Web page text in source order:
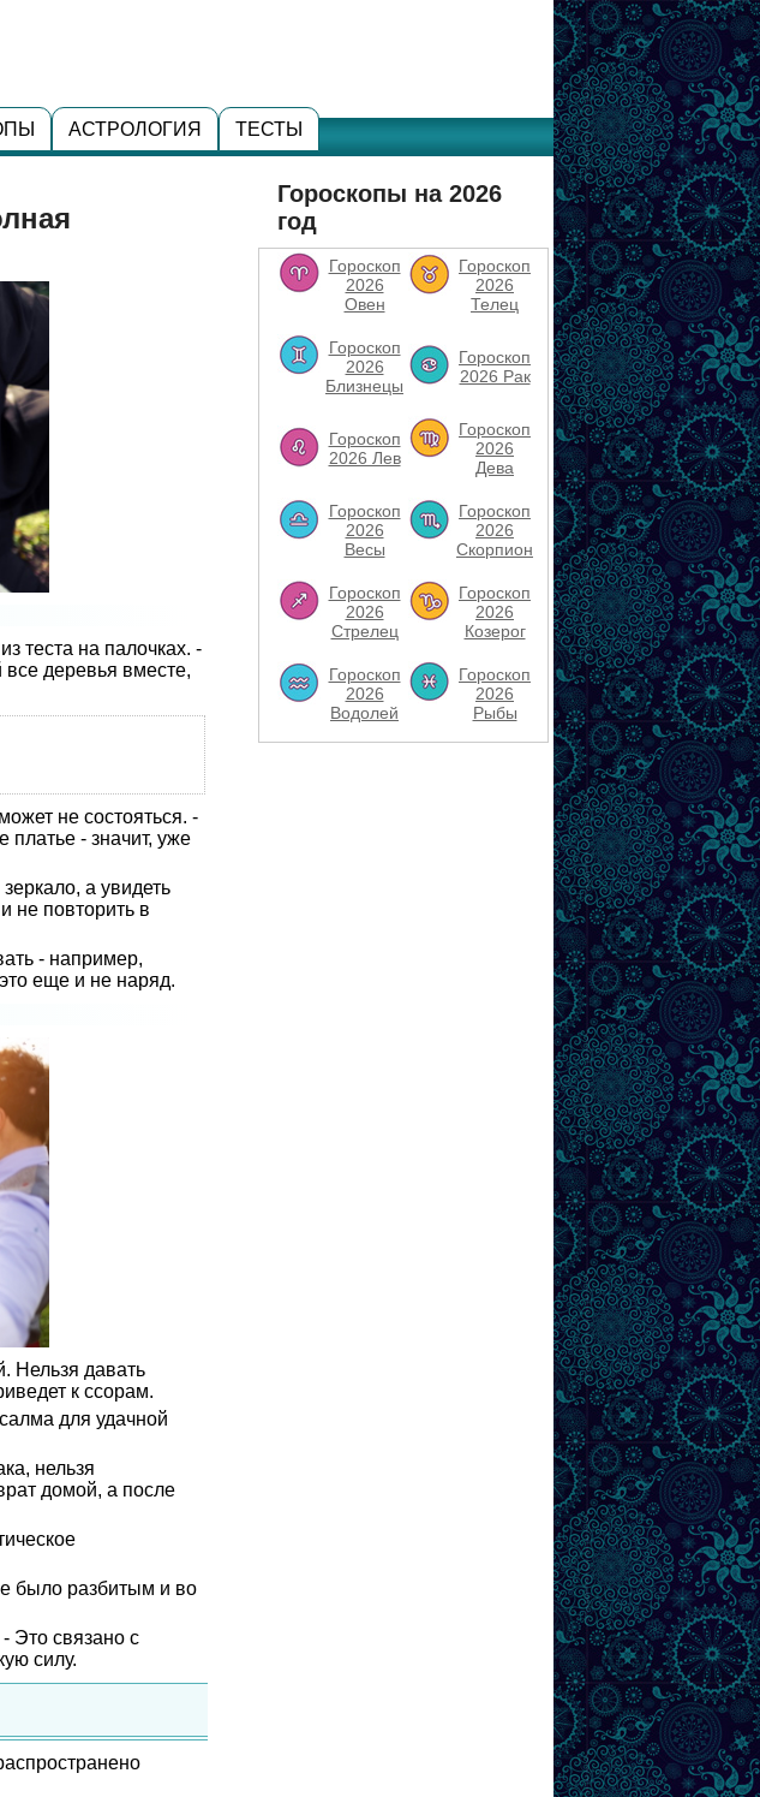
АСТРОЛОГИЯ ТЕСТЫ
теста на палочках. -
все деревья вместе,
не состояться. -
платье - значит, уже
а увидеть
не повторить в
- например,
еще и не наряд.
Нельзя давать
к ссорам.
для удачной
нельзя
домой, а после
было разбитым и во
Это связано с
силу.
Гороскопы на 2026
год
Гороскоп
2026
Овен
Гороскоп
2026
Телец
Гороскоп
2026
Близнецы
Гороскоп
2026 Рак
Гороскоп
2026 Лев
Гороскоп
2026
Дева
Гороскоп
2026
Весы
Гороскоп
2026
Скорпион
Гороскоп
2026
Стрелец
Гороскоп
2026
Козерог
Гороскоп
2026
Водолей
Гороскоп
2026
Рыбы